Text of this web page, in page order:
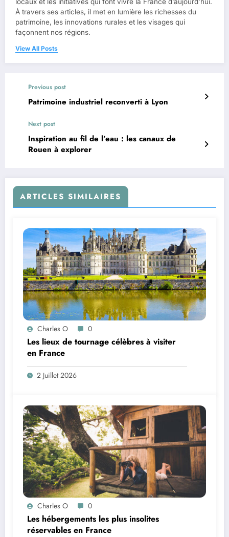
À travers ses articles, il met en lumière les richesses du
patrimoine, les innovations rurales et les visages qui
façonnent nos régions.
View All Posts
Previous post
Patrimoine industriel reconverti à Lyon
Next post
Inspiration au fil de l’eau : les canaux de
Rouen à explorer
ARTICLES SIMILAIRES
Charles O 0
Les lieux de tournage célèbres à visiter
en France
2 Juillet 2026
Charles O 0
Les hébergements les plus insolites
réservables en France